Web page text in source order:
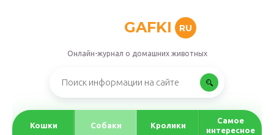
GAFKI RU
Онлайн-журнал о домашних животных
Кошки Собаки Кролики
Самое
интересное